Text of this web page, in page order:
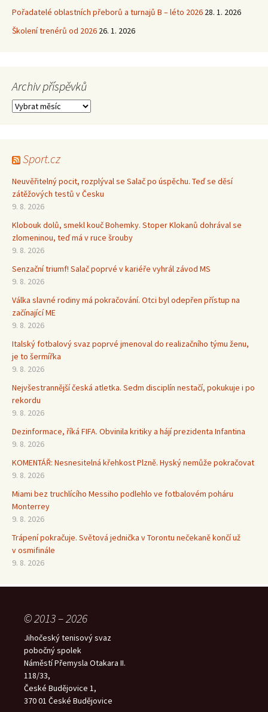
Pořadatelé oblastních přeborů a turnajů B – léto 2026 28. 1. 2026
Školení trenérů od 2026 26. 1. 2026
Archiv příspěvků
Archiv
Sport.cz
Neuvěřitelný pocit, rozplýval se Salač po úspěchu. Teď se děsí
zátěžových testů v Česku
9. 8. 2026
Klobouk dolů, smekl kouč Bohemky. Stoper Klokanů dohrával se
zlomeninou, teď má v ruce šrouby
9. 8. 2026
Senzační triumf! Salač poprvé v kariéře vyhrál závod MS
9. 8. 2026
Válka slavné rodiny má pokračování. Otci byl odepřen přístup na
začínající ME
9. 8. 2026
Italský fotbalový svaz poprvé jmenoval do realizačního týmu ženu,
je to šermířka
9. 8. 2026
Nejvšestrannější česká atletka. Sedm disciplín nestačí, pokukuje i po
rekordu
9. 8. 2026
Dezinformace, říká FIFA. Obvinila kritiky a hájí prezidenta Infantina
9. 8. 2026
KOMENTÁŘ: Nesnesitelná křehkost Plzně. Hyský nemůže pokračovat
9. 8. 2026
Miami bez truchlícího Messiho podlehlo ve fotbalovém poháru
Monterrey
9. 8. 2026
Trápení pokračuje. Světová jednička v Torontu nečekaně končí už
v osmifinále
9. 8. 2026
© 2013 – 2026
Jihočeský tenisový svaz
pobočný spolek
Náměstí Přemysla Otakara II.
118/33,
České Budějovice 1,
370 01 České Budějovice